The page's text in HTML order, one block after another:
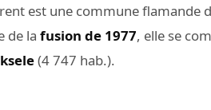
est une commune flamande
de la fusion de 1977, elle se
(4 747 hab.).